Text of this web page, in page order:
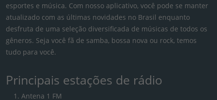
esportes e música. Com nosso aplicativo, você pode se manter
atualizado com as últimas novidades no Brasil enquanto
desfruta de uma seleção diversificada de músicas de todos os
gêneros. Seja você fã de samba, bossa nova ou rock, temos
tudo para você.
Principais estações de rádio
Antena 1 FM